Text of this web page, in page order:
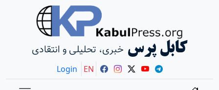
کابل پرس خبری، تحلیلی و انتقادی
Login EN